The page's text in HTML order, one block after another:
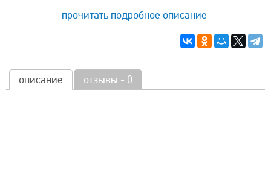
прочитать подробное описание
описание отзывы - 0